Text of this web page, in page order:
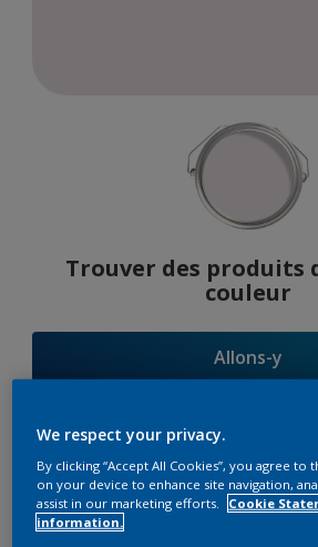
Trouver des produits
couleur
Allons-y
We respect your privacy.
By clicking “Accept All Cookies”, you agree
on your device to enhance site navigation,
assist in our marketing efforts.
Cookie
information.